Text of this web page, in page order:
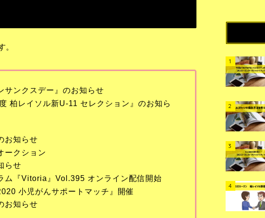
。
サンクスデー』のお知らせ
柏レイソル新U-11 セレクション』のお知ら
お知らせ
ークション
らせ
ム『Vitoria』Vol.395 オンライン配信開始
小児がんサポートマッチ』開催
お知らせ
1
2
3
4